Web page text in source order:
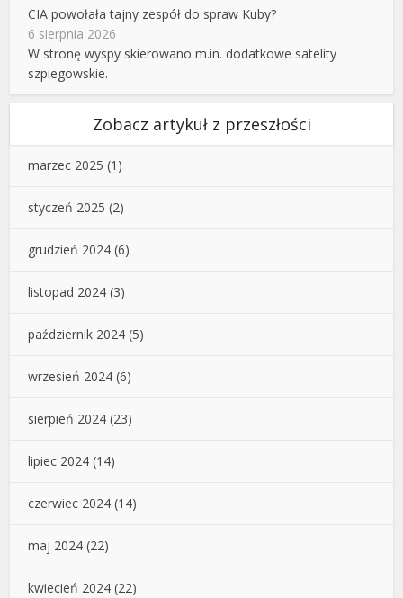
CIA powołała tajny zespół do spraw Kuby?
6 sierpnia 2026
W stronę wyspy skierowano m.in. dodatkowe satelity
szpiegowskie.
Zobacz artykuł z przeszłości
marzec 2025 (1)
styczeń 2025 (2)
grudzień 2024 (6)
listopad 2024 (3)
październik 2024 (5)
wrzesień 2024 (6)
sierpień 2024 (23)
lipiec 2024 (14)
czerwiec 2024 (14)
maj 2024 (22)
kwiecień 2024 (22)